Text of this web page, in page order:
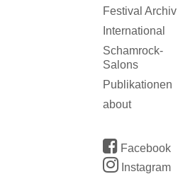
Festival Archiv
International
Schamrock-
Salons
Publikationen
about
Facebook
Instagram